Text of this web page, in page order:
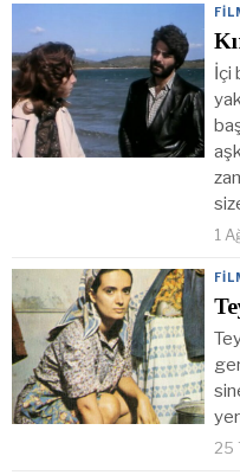
İçi
1
25